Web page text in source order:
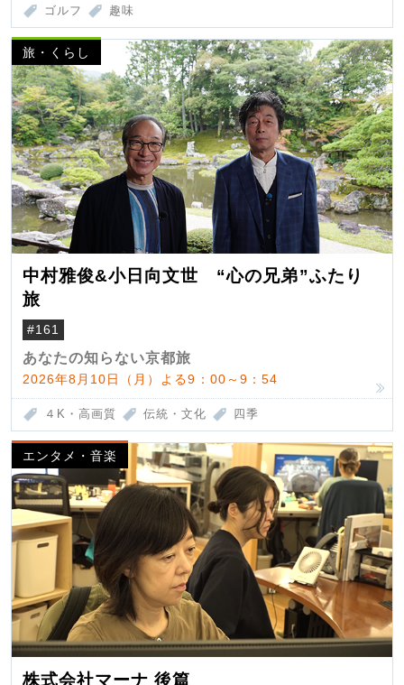
ゴルフ 趣味
旅・くらし
中村雅俊&小日向文世 “心の兄弟”ふたり
旅
#161
あなたの知らない京都旅
2026年8月10日（月）よる9：00～9：54
４K・高画質 伝統・文化 四季
エンタメ・音楽
株式会社マーナ 後篇